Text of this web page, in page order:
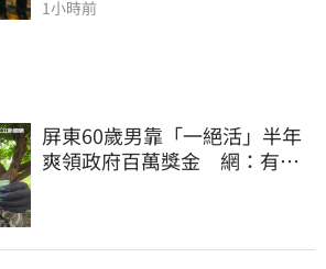
1小時前
屏東60歲男靠「一絕活」半年
爽領政府百萬獎金 網：有人